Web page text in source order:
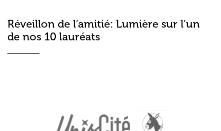
Réveillon de l’amitié: Lumière sur l’un
de nos 10 lauréats